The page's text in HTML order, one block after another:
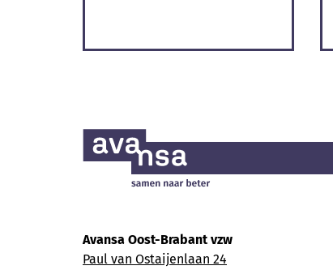
Avansa Oost-Brabant vzw
Paul van Ostaijenlaan 24